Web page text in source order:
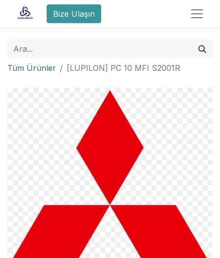
Bize Ulaşın
Tüm Ürünler [LUPILON] PC 10 MFI S2001R